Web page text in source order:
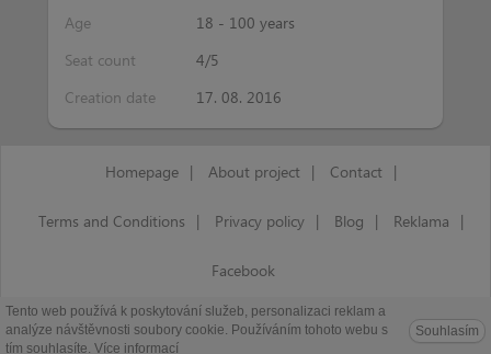
Tento web používá k poskytování služeb, personalizaci reklam a
analýze návštěvnosti soubory cookie. Používáním tohoto webu s
tím souhlasíte. Více informací
Souhlasím
Age
18 - 100 years
Seat count
4/5
Creation date
17. 08. 2016
Homepage | About project | Contact |
Terms and Conditions | Privacy policy | Blog | Reklama |
Facebook
Copyright © 2016-2026 Mevyo. All rights reserved.